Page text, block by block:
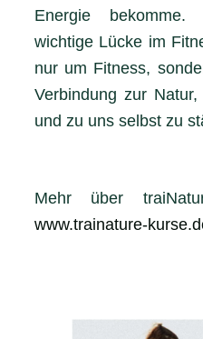
Energie
wichtige Lücke im
nur um Fitness,
Verbindung zur
und zu uns selbst zu
Mehr über
www.trainature-